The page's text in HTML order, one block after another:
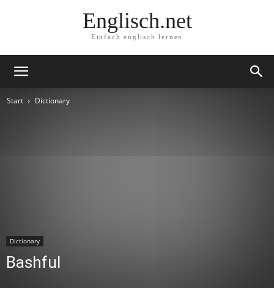
Englisch.net
Einfach englisch lernen
Start Dictionary
Dictionary
Bashful